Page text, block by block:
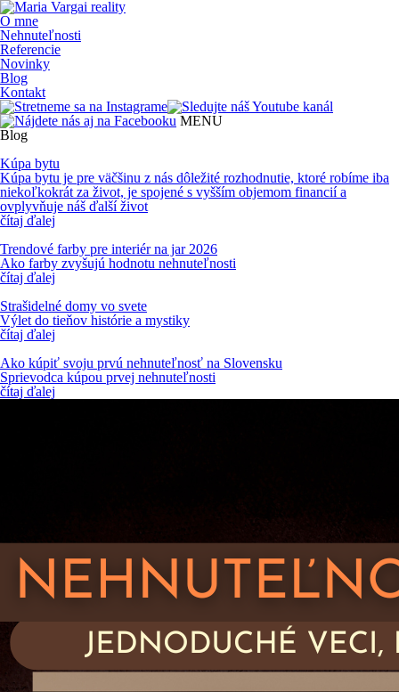
O mne
Nehnuteľnosti
Referencie
Novinky
Blog
Kontakt
MENU
Blog
Kúpa bytu
Kúpa bytu je pre väčšinu z nás dôležité rozhodnutie, ktoré robíme iba
niekoľkokrát za život, je spojené s vyšším objemom financií a
ovplyvňuje náš ďalší život
čítaj ďalej
Trendové farby pre interiér na jar 2026
Ako farby zvyšujú hodnotu nehnuteľnosti
čítaj ďalej
Strašidelné domy vo svete
Výlet do tieňov histórie a mystiky
čítaj ďalej
Ako kúpiť svoju prvú nehnuteľnosť na Slovensku
Sprievodca kúpou prvej nehnuteľnosti
čítaj ďalej